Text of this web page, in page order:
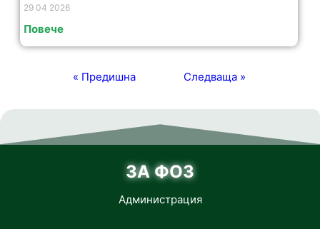
29 04 2026
Повече
« Предишна Следваща »
ЗА ФОЗ
Администрация